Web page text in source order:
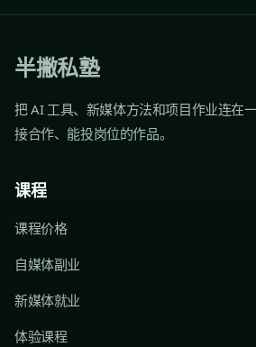
半撇私塾
把 AI 工具、新媒体方法和项目作业连在
接合作、能投岗位的作品。
课程
课程价格
自媒体副业
新媒体就业
体验课程